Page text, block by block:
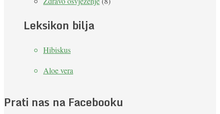
Leksikon bilja
Hibiskus
Aloe vera
Prati nas na Facebooku